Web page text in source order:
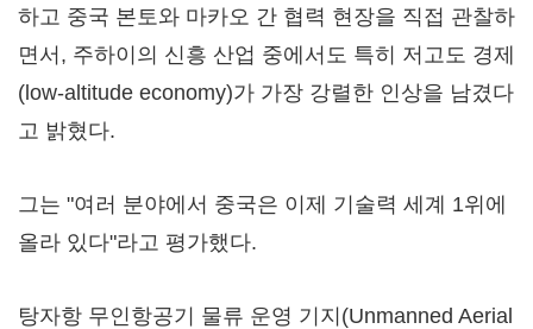
하고 중국 본토와 마카오 간 협력 현장을 직접 관찰하
면서, 주하이의 신흥 산업 중에서도 특히 저고도 경제
(low-altitude economy)가 가장 강렬한 인상을 남겼다
고 밝혔다.
그는 "여러 분야에서 중국은 이제 기술력 세계 1위에
올라 있다"라고 평가했다.
탕자항 무인항공기 물류 운영 기지(Unmanned Aerial